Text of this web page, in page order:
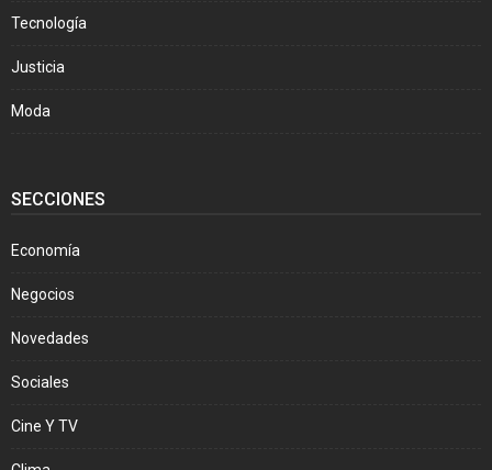
Tecnología
Justicia
Moda
SECCIONES
Economía
Negocios
Novedades
Sociales
Cine Y TV